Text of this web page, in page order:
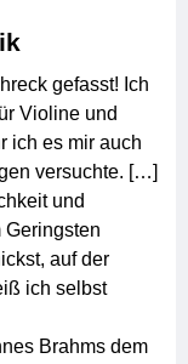
gefasst! Ich
Violine und
ich es mir auch
versuchte. […]
und
Geringsten
auf der
ich selbst
Brahms dem